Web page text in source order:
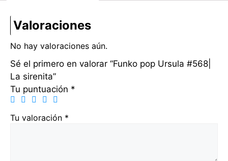
Valoraciones
No hay valoraciones aún.
Sé el primero en valorar “Funko pop Ursula #568|
La sirenita”
Tu puntuación *
Tu valoración *